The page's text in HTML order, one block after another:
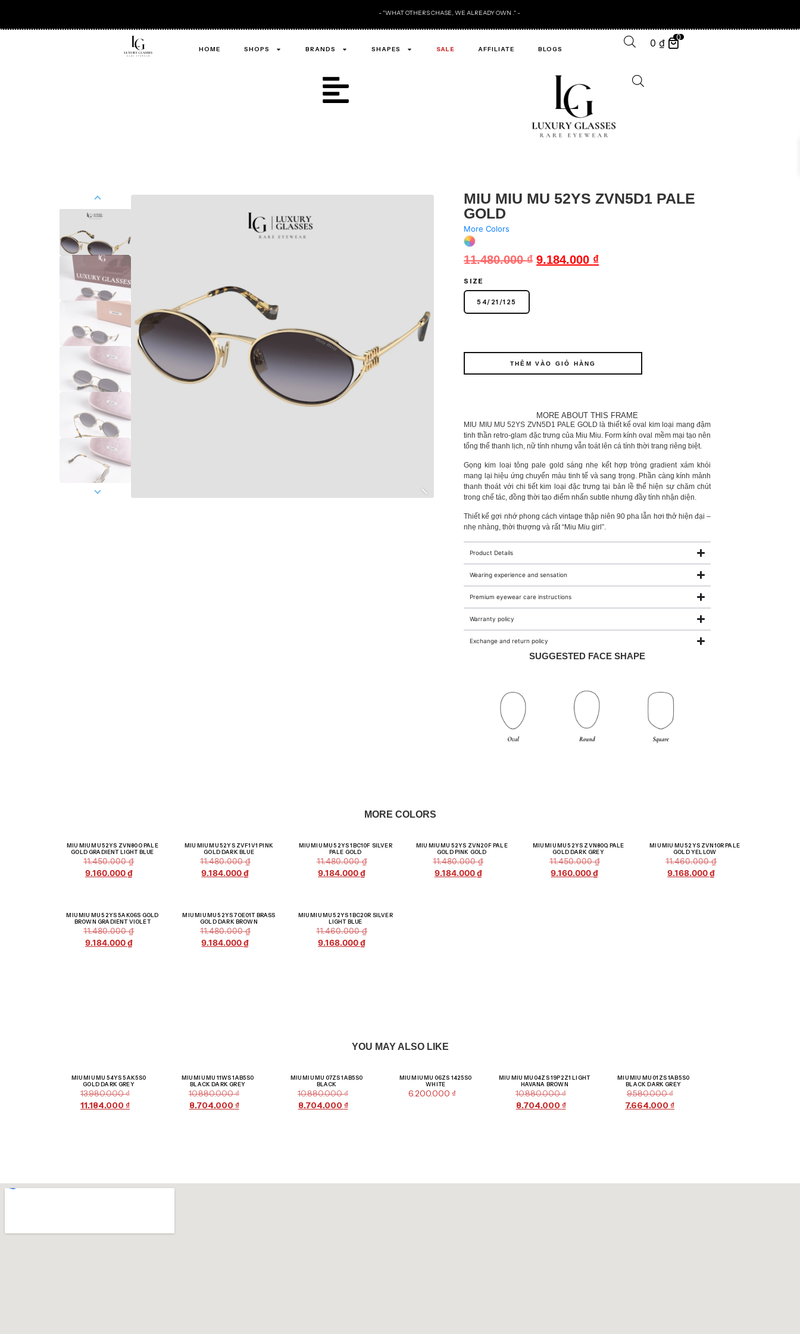
- "WHAT OTHERS CHASE, WE ALREADY OWN ." -
HOME SHOPS BRANDS SHAPES SALE AFFILIATE BLOGS
0₫ 0
MIU MIU MU 52YS ZVN5D1 PALE
GOLD
More Colors
11.480.000₫ 9.184.000 ₫
SIZE
54/ 21 /125
THÊM VÀO GIỎ HÀNG
MORE ABOUT THIS FRAME
MIU MIU MU 52YS ZVN5D1 PALE GOLD là thiết kế oval kim loại mang đậm
tinh thần retro-glam đặc trưng của Miu Miu. Form kính oval mềm mại tạo nên
tổng thể thanh lịch, nữ tính nhưng vẫn toát lên cá tính thời trang riêng biệt.
Gọng kim loại tông pale gold sáng nhẹ kết hợp tròng gradient xám khói
mang lại hiệu ứng chuyển màu tinh tế và sang trọng. Phần càng kính mảnh
thanh thoát với chi tiết kim loại đặc trưng tại bản lề thể hiện sự chăm chút
trong chế tác, đồng thời tạo điểm nhấn subtle nhưng đầy tính nhận diện.
Thiết kế gợi nhớ phong cách vintage thập niên 90 pha lẫn hơi thở hiện đại –
nhẹ nhàng, thời thượng và rất “Miu Miu girl”.
Product Details
Wearing experience and sensation
Premium eyewear care instructions
Warranty policy
Exchange and return policy
SUGGESTED FACE SHAPE
MORE COLORS
MIU MIU MU 52YS ZVN80O PALE
GOLD GRADIENT LIGHT BLUE
11.450.000₫
9.160.000₫
MIU MIU MU 52YS ZVF1V1 PINK
GOLD DARK BLUE
11.480.000₫
9.184.000₫
MIU MIU MU 52YS 1BC10F SILVER
PALE GOLD
11.480.000₫
9.184.000₫
MIU MIU MU 52YS ZVN20F PALE
GOLD PINK GOLD
11.480.000₫
9.184.000₫
MIU MIU MU 52YS ZVN80Q PALE
GOLD DARK GREY
11.450.000₫
9.160.000₫
MIU MIU MU 52YS ZVN10R PALE
GOLD YELLOW
11.460.000₫
9.168.000₫
MIU MIU MU 52YS 5AK06S GOLD
BROWN GRADIENT VIOLET
11.480.000₫
9.184.000₫
MIU MIU MU 52YS 7OE01T BRASS
GOLD DARK BROWN
11.480.000₫
9.184.000₫
MIU MIU MU 52YS 1BC20R SILVER
LIGHT BLUE
11.460.000₫
9.168.000₫
YOU MAY ALSO LIKE
MIU MIU MU 54YS 5AK5S0
GOLD DARK GREY
13.980.000₫
11.184.000₫
MIU MIU MU 11WS 1AB5S0
BLACK DARK GREY
10.880.000₫
8.704.000 ₫
MIU MIU MU 07ZS 1AB5S0
BLACK
10.880.000₫
8.704.000 ₫
MIU MIU MU 06ZS 1425S0
WHITE
6.200.000 ₫
MIU MIU MU 04ZS 19P2Z1 LIGHT
HAVANA BROWN
10.880.000₫
8.704.000 ₫
MIU MIU MU 01ZS 1AB5S0
BLACK DARK GREY
9.580.000₫
7.664.000₫